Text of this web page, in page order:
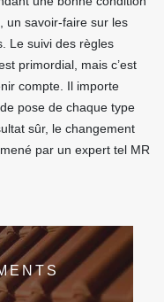
un savoir-faire sur les
Le suivi des règles
primordial, mais c’est
compte. Il importe
pose de chaque type
sûr, le changement
par un expert tel MR